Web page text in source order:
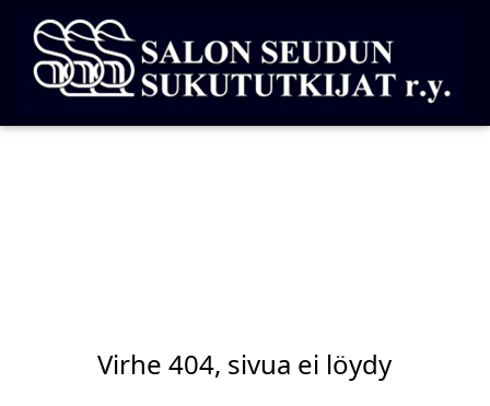
Virhe 404, sivua ei löydy